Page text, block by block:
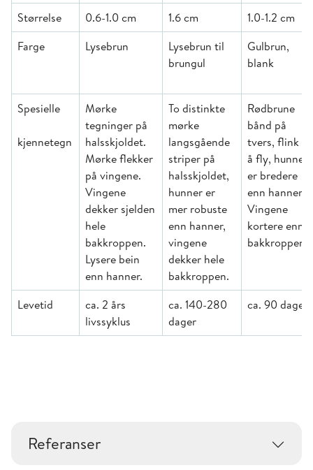
Størrelse
0.6-1.0 cm 1.6 cm
1.0-1.2 cm
Farge
Lysebrun
Lysebrun til
brungul
Gulbrun,
blank
Spesielle
kjennetegn
Mørke
tegninger på
halsskjoldet.
Mørke flekker
på vingene.
Vingene
dekker sjelden
hele
bakkroppen.
Lysere bein
enn hanner.
To distinkte
mørke
langsgående
striper på
halsskjoldet,
hunner er
mer robuste
enn hanner,
vingene
dekker hele
bakkroppen.
Rødbrune
bånd på
tvers, flink til
å fly, hunner
er bredere
enn hanner.
Vingene
kortere enn
bakkroppen.
Levetid
ca. 2 års
livssyklus
ca. 140-280
dager
ca. 90 dager
Referanser